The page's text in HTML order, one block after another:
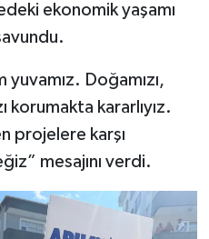
ekonomik yaşamı
yuvamız. Doğamızı,
korumakta kararlıyız.
projelere karşı
mesajını verdi.